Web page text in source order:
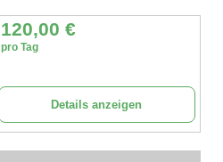
120,00 €
pro Tag
Details anzeigen